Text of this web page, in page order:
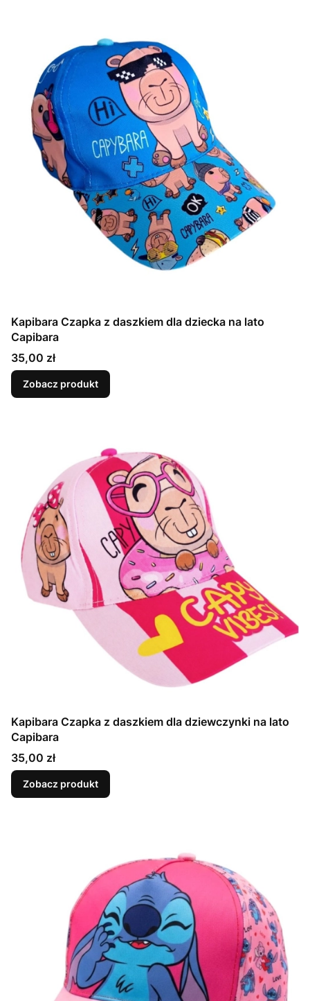
Kapibara Czapka z daszkiem dla dziecka na lato
Capibara
Cena
35,00 zł
Zobacz produkt
Kapibara Czapka z daszkiem dla dziewczynki na lato
Capibara
Cena
35,00 zł
Zobacz produkt